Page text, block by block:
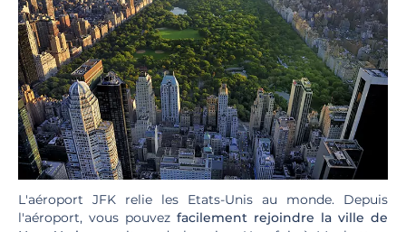
L'aéroport JFK relie les Etats-Unis au monde. Depuis
l'aéroport, vous pouvez facilement rejoindre la ville de